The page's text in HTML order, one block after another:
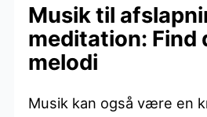
Musik til
meditation: Find
melodi
Musik kan også være en